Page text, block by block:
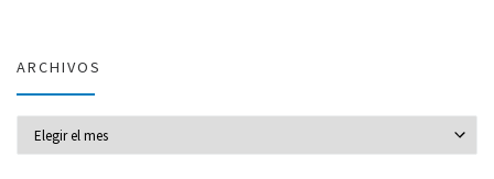
ARCHIVOS